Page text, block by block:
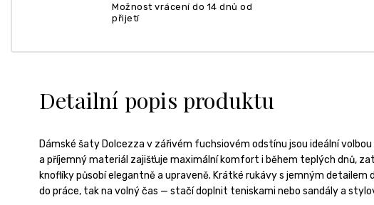
Možnost vrácení do 14 dnů od
přijetí
Detailní popis produktu
Dámské šaty Dolcezza v zářivém fuchsiovém odstínu jsou ideální
a příjemný materiál zajišťuje maximální komfort i během teplých dnů,
knoflíky působí elegantně a upraveně. Krátké rukávy s jemným detailem
do práce, tak na volný čas — stačí doplnit teniskami nebo sandály a